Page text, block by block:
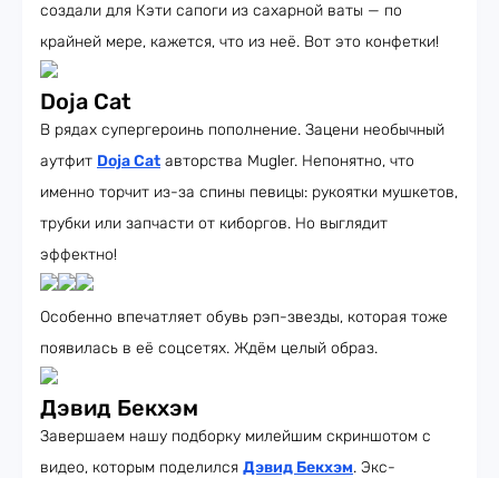
создали для Кэти сапоги из сахарной ваты — по
крайней мере, кажется, что из неё. Вот это конфетки!
Doja Cat
В рядах супергероинь пополнение. Зацени необычный
аутфит Doja Cat авторства Mugler. Непонятно, что
именно торчит из-за спины певицы: рукоятки мушкетов,
трубки или запчасти от киборгов. Но выглядит
эффектно!
Особенно впечатляет обувь рэп-звезды, которая тоже
появилась в её соцсетях. Ждём целый образ.
Дэвид Бекхэм
Завершаем нашу подборку милейшим скриншотом с
видео, которым поделился Дэвид Бекхэм. Экс-